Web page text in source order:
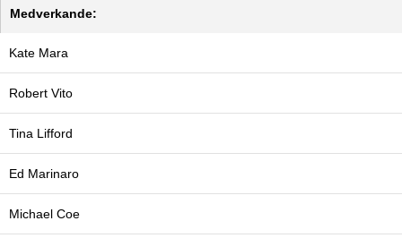
Medverkande:
Kate Mara
Robert Vito
Tina Lifford
Ed Marinaro
Michael Coe